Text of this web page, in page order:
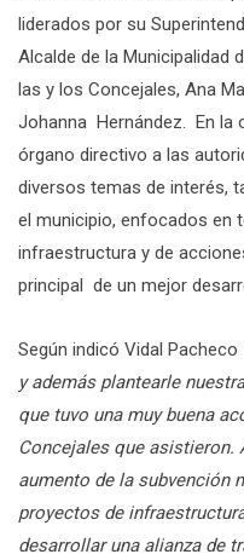
liderados por su
Alcalde de la Municipalidad
las y los Concejales, Ana
Johanna Hernández. En la
órgano directivo a las
diversos temas de interés,
el municipio, enfocados en
infraestructura y de
principal de un mejor
Según indicó Vidal Pacheco
y además plantearle
que tuvo una muy buena
Concejales que asistieron.
aumento de la subvención
proyectos de
desarrollar una alianza de